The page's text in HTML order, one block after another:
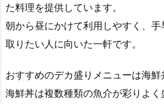
た料理を提供しています。
朝から昼にかけて利用しやすく、
取りたい人に向いた一軒です。
おすすめのデカ盛りメニューは海鮮
海鮮丼は複数種類の魚介が彩りよ